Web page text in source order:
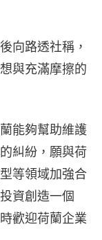
向路透社稱，
與充滿摩擦的
能夠幫助維護
糾紛，願與荷
等領域加強合
資創造一個
歡迎荷蘭企業